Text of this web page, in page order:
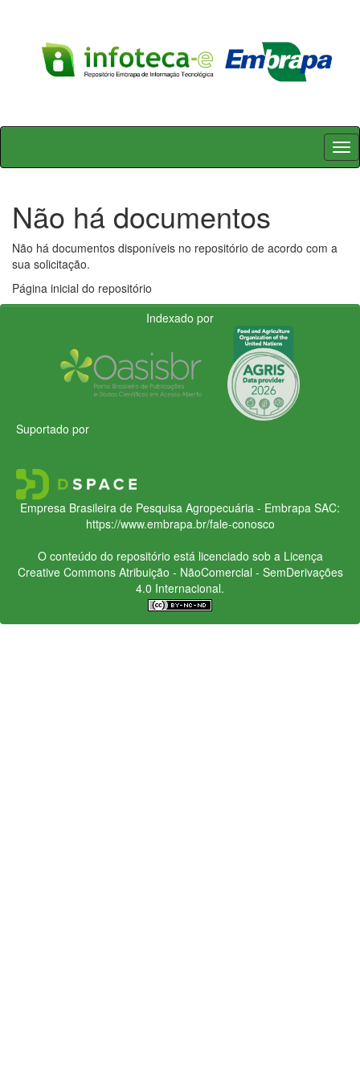
Skip
Não há documentos
Não há documentos disponíveis no repositório de acordo com a
sua solicitação.
Página inicial do repositório
Indexado por
Suportado por
Empresa Brasileira de Pesquisa Agropecuária - Embrapa SAC:
https://www.embrapa.br/fale-conosco
O conteúdo do repositório está licenciado sob a Licença
Creative CommonsAtribuição - NãoComercial - SemDerivações
4.0 Internacional.